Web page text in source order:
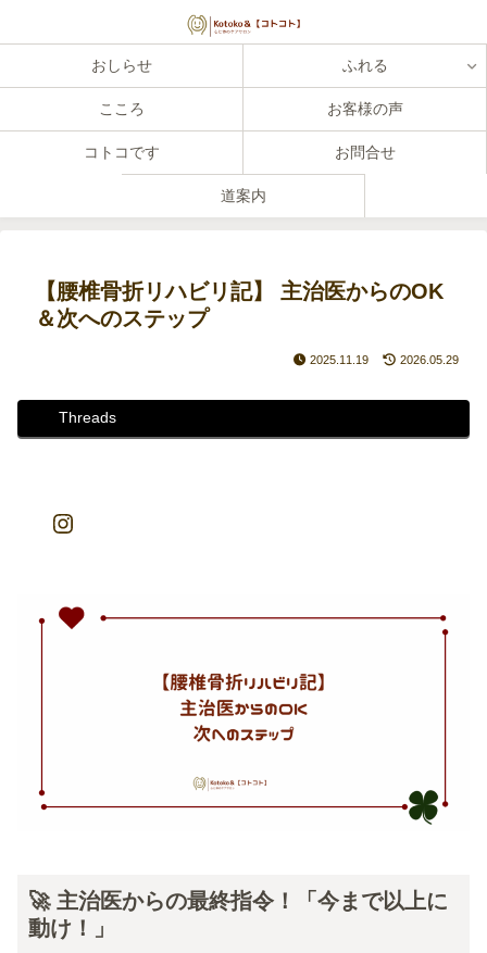
おしらせ ふれる
こころ お客様の声
コトコです お問合せ
道案内
【腰椎骨折リハビリ記】 主治医からのOK
＆次へのステップ
2025.11.19 2026.05.29
Threads
🚀 主治医からの最終指令！「今まで以上に
動け！」